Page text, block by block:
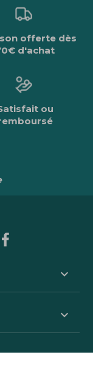
offerte dès
d'achat
ou
keyboard_arrow_down
keyboard_arrow_down
keyboard_arrow_down